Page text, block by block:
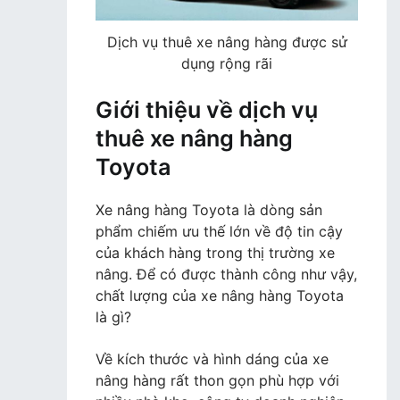
Dịch vụ thuê xe nâng hàng được sử
dụng rộng rãi
Giới thiệu về dịch vụ
thuê xe nâng hàng
Toyota
Xe nâng hàng Toyota là dòng sản
phẩm chiếm ưu thế lớn về độ tin cậy
của khách hàng trong thị trường xe
nâng. Để có được thành công như vậy,
chất lượng của xe nâng hàng Toyota
là gì?
Về kích thước và hình dáng của xe
nâng hàng rất thon gọn phù hợp với